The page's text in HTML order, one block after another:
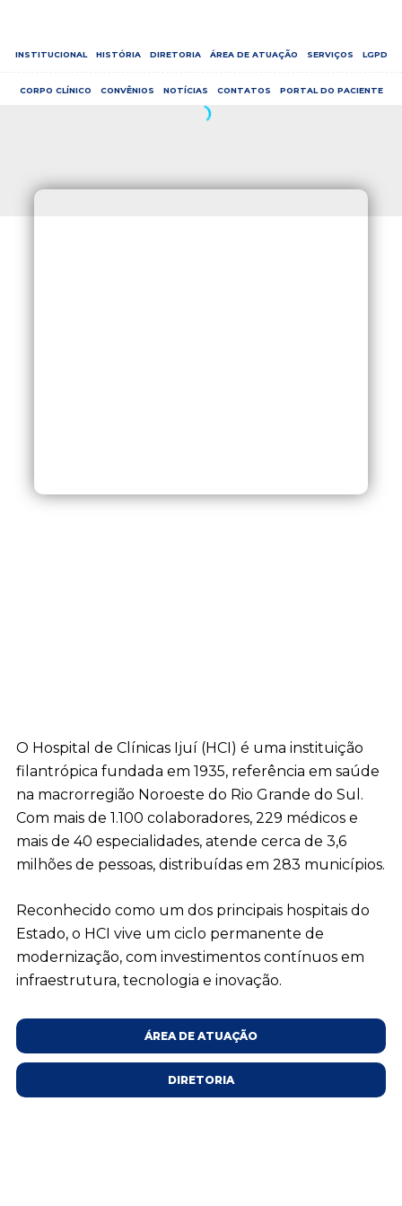
INSTITUCIONAL HISTÓRIA DIRETORIA ÁREA DE ATUAÇÃO SERVIÇOS LGPD
CORPO CLÍNICO CONVÊNIOS NOTÍCIAS CONTATOS PORTAL DO PACIENTE
O Hospital de Clínicas Ijuí (HCI) é uma instituição
filantrópica fundada em 1935, referência em saúde
na macrorregião Noroeste do Rio Grande do Sul.
Com mais de 1.100 colaboradores, 229 médicos e
mais de 40 especialidades, atende cerca de 3,6
milhões de pessoas, distribuídas em 283 municípios.
Reconhecido como um dos principais hospitais do
Estado, o HCI vive um ciclo permanente de
modernização, com investimentos contínuos em
infraestrutura, tecnologia e inovação.
ÁREA DE ATUAÇÃO
DIRETORIA